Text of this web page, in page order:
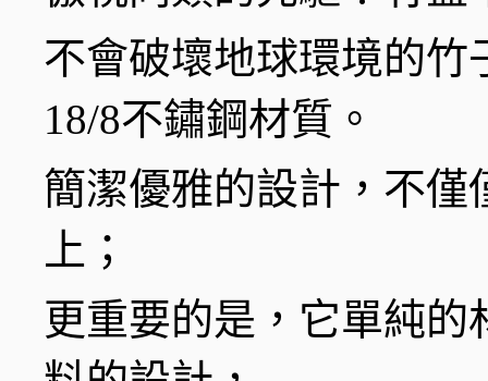
不會破壞地球環境的
18/8不鏽鋼材質。
簡潔優雅的設計，不僅
上；
更重要的是，它單純